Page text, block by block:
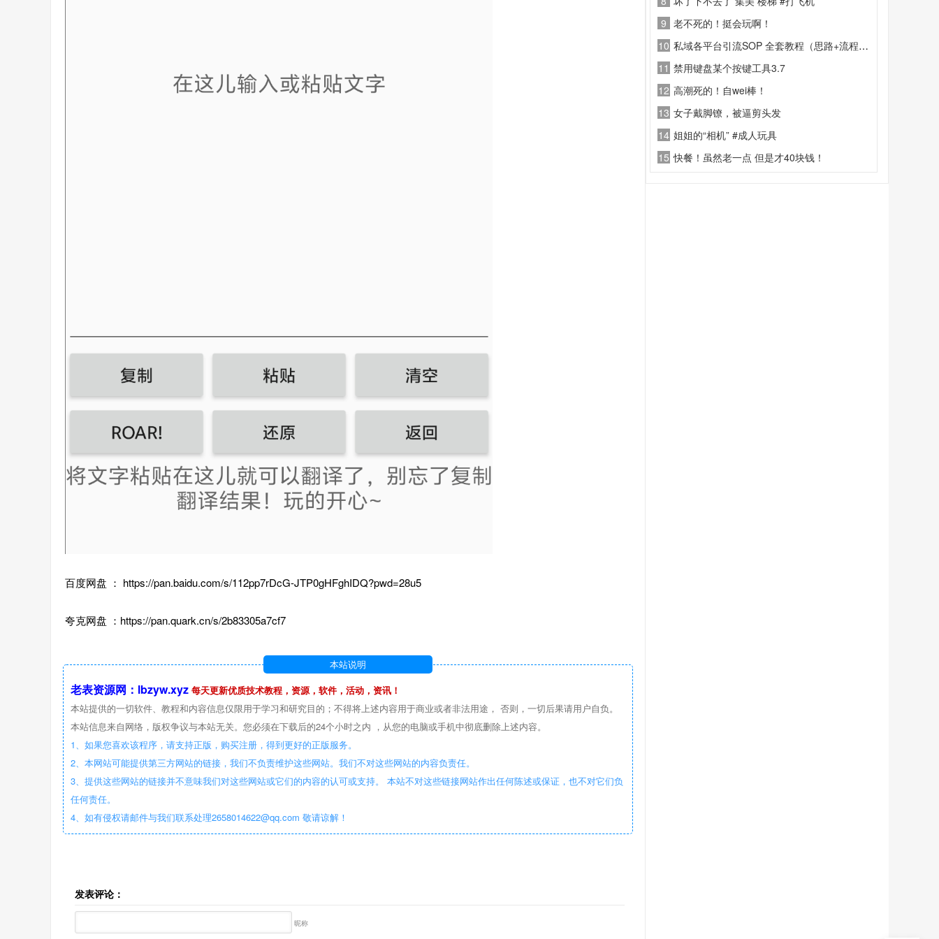
百度网盘 ： https://pan.baidu.com/s/112pp7rDcG-JTP0gHFghIDQ?pwd=28u5
夸克网盘 ：https://pan.quark.cn/s/2b83305a7cf7
本站说明
老表资源网：lbzyw.xyz 每天更新优质技术教程，资源，软件，活动，资讯！
本站提供的一切软件、教程和内容信息仅限用于学习和研究目的；不得将上述内容用于商业或者非法用途， 否则，一切后果请用户自负。
本站信息来自网络，版权争议与本站无关。您必须在下载后的24个小时之内 ，从您的电脑或手机中彻底删除上述内容。
1、如果您喜欢该程序，请支持正版，购买注册，得到更好的正版服务。
2、本网站可能提供第三方网站的链接，我们不负责维护这些网站。我们不对这些网站的内容负责任。
3、提供这些网站的链接并不意味我们对这些网站或它们的内容的认可或支持。 本站不对这些链接网站作出任何陈述或保证，也不对它们负
任何责任。
4、如有侵权请邮件与我们联系处理2658014622@qq.com 敬请谅解！
发表评论：
昵称
9 老不死的！挺会玩啊！
10 私域各平台引流SOP 全套教程（思路+流程+话术+变现）
11 禁用键盘某个按键工具3.7
12 高潮死的！自wei棒！
13 女子戴脚镣，被逼剪头发
14 姐姐的“相机” #成人玩具
15 快餐！虽然老一点 但是才40块钱！